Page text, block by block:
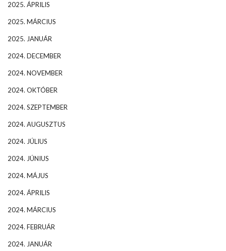
2025. ÁPRILIS
2025. MÁRCIUS
2025. JANUÁR
2024. DECEMBER
2024. NOVEMBER
2024. OKTÓBER
2024. SZEPTEMBER
2024. AUGUSZTUS
2024. JÚLIUS
2024. JÚNIUS
2024. MÁJUS
2024. ÁPRILIS
2024. MÁRCIUS
2024. FEBRUÁR
2024. JANUÁR